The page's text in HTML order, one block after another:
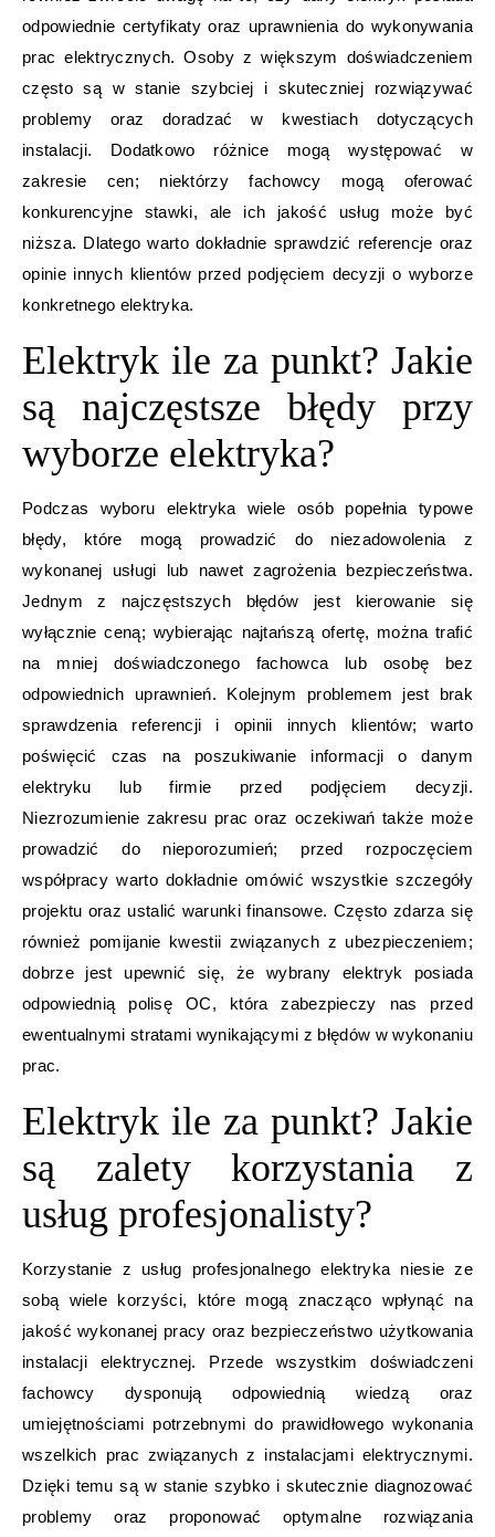
odpowiednie certyfikaty oraz uprawnienia do wykonywania
prac elektrycznych. Osoby z większym doświadczeniem
często są w stanie szybciej i skuteczniej rozwiązywać
problemy oraz doradzać w kwestiach dotyczących
instalacji. Dodatkowo różnice mogą występować w
zakresie cen; niektórzy fachowcy mogą oferować
konkurencyjne stawki, ale ich jakość usług może być
niższa. Dlatego warto dokładnie sprawdzić referencje oraz
opinie innych klientów przed podjęciem decyzji o wyborze
konkretnego elektryka.
Elektryk ile za punkt? Jakie
są najczęstsze błędy przy
wyborze elektryka?
Podczas wyboru elektryka wiele osób popełnia typowe
błędy, które mogą prowadzić do niezadowolenia z
wykonanej usługi lub nawet zagrożenia bezpieczeństwa.
Jednym z najczęstszych błędów jest kierowanie się
wyłącznie ceną; wybierając najtańszą ofertę, można trafić
na mniej doświadczonego fachowca lub osobę bez
odpowiednich uprawnień. Kolejnym problemem jest brak
sprawdzenia referencji i opinii innych klientów; warto
poświęcić czas na poszukiwanie informacji o danym
elektryku lub firmie przed podjęciem decyzji.
Niezrozumienie zakresu prac oraz oczekiwań także może
prowadzić do nieporozumień; przed rozpoczęciem
współpracy warto dokładnie omówić wszystkie szczegóły
projektu oraz ustalić warunki finansowe. Często zdarza się
również pomijanie kwestii związanych z ubezpieczeniem;
dobrze jest upewnić się, że wybrany elektryk posiada
odpowiednią polisę OC, która zabezpieczy nas przed
ewentualnymi stratami wynikającymi z błędów w wykonaniu
prac.
Elektryk ile za punkt? Jakie
są zalety korzystania z
usług profesjonalisty?
Korzystanie z usług profesjonalnego elektryka niesie ze
sobą wiele korzyści, które mogą znacząco wpłynąć na
jakość wykonanej pracy oraz bezpieczeństwo użytkowania
instalacji elektrycznej. Przede wszystkim doświadczeni
fachowcy dysponują odpowiednią wiedzą oraz
umiejętnościami potrzebnymi do prawidłowego wykonania
wszelkich prac związanych z instalacjami elektrycznymi.
Dzięki temu są w stanie szybko i skutecznie diagnozować
problemy oraz proponować optymalne rozwiązania